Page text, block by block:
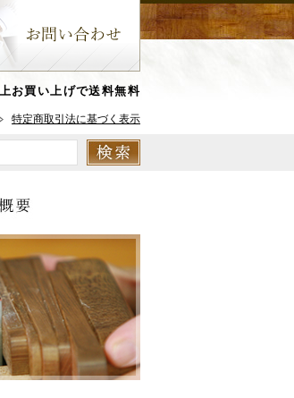
お買い上げで送料無料
特定商取引法に基づく表示